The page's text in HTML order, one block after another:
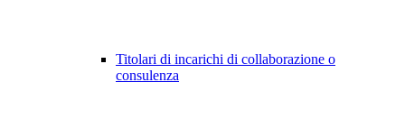
Titolari di incarichi di collaborazione o
consulenza